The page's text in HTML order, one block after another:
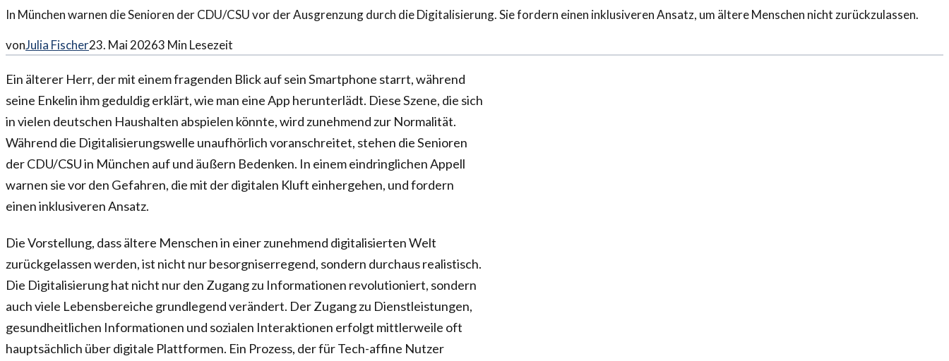
In München warnen die Senioren der CDU/CSU vor der Ausgrenzung durch die Digitalisierung. Sie fordern einen inklusiveren Ansatz, um ältere Menschen nicht zurückzulassen.
vonJulia Fischer23. Mai 20263 Min Lesezeit
Ein älterer Herr, der mit einem fragenden Blick auf sein Smartphone starrt, während
seine Enkelin ihm geduldig erklärt, wie man eine App herunterlädt. Diese Szene, die sich
in vielen deutschen Haushalten abspielen könnte, wird zunehmend zur Normalität.
Während die Digitalisierungswelle unaufhörlich voranschreitet, stehen die Senioren
der CDU/CSU in München auf und äußern Bedenken. In einem eindringlichen Appell
warnen sie vor den Gefahren, die mit der digitalen Kluft einhergehen, und fordern
einen inklusiveren Ansatz.
Die Vorstellung, dass ältere Menschen in einer zunehmend digitalisierten Welt
zurückgelassen werden, ist nicht nur besorgniserregend, sondern durchaus realistisch.
Die Digitalisierung hat nicht nur den Zugang zu Informationen revolutioniert, sondern
auch viele Lebensbereiche grundlegend verändert. Der Zugang zu Dienstleistungen,
gesundheitlichen Informationen und sozialen Interaktionen erfolgt mittlerweile oft
hauptsächlich über digitale Plattformen. Ein Prozess, der für Tech-affine Nutzer